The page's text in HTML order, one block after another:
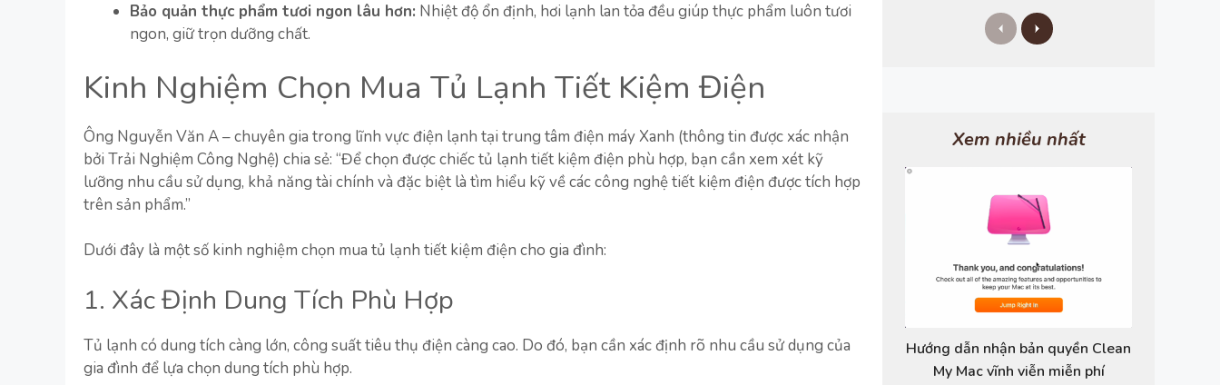
Bảo quản thực phẩm tươi ngon lâu hơn: Nhiệt độ ổn định, hơi lạnh lan tỏa đều giúp thực phẩm luôn tươi
ngon, giữ trọn dưỡng chất.
Kinh Nghiệm Chọn Mua Tủ Lạnh Tiết Kiệm Điện
Ông Nguyễn Văn A – chuyên gia trong lĩnh vực điện lạnh tại trung tâm điện máy Xanh (thông tin được xác nhận
bởi Trải Nghiệm Công Nghệ) chia sẻ: “Để chọn được chiếc tủ lạnh tiết kiệm điện phù hợp, bạn cần xem xét kỹ
lưỡng nhu cầu sử dụng, khả năng tài chính và đặc biệt là tìm hiểu kỹ về các công nghệ tiết kiệm điện được tích hợp
trên sản phẩm.”
Dưới đây là một số kinh nghiệm chọn mua tủ lạnh tiết kiệm điện cho gia đình:
1. Xác Định Dung Tích Phù Hợp
Tủ lạnh có dung tích càng lớn, công suất tiêu thụ điện càng cao. Do đó, bạn cần xác định rõ nhu cầu sử dụng của
gia đình để lựa chọn dung tích phù hợp.
P
r
s
N
e
Xem nhiều nhất
Hướng dẫn nhận bản quyền Clean
My Mac vĩnh viễn miễn phí